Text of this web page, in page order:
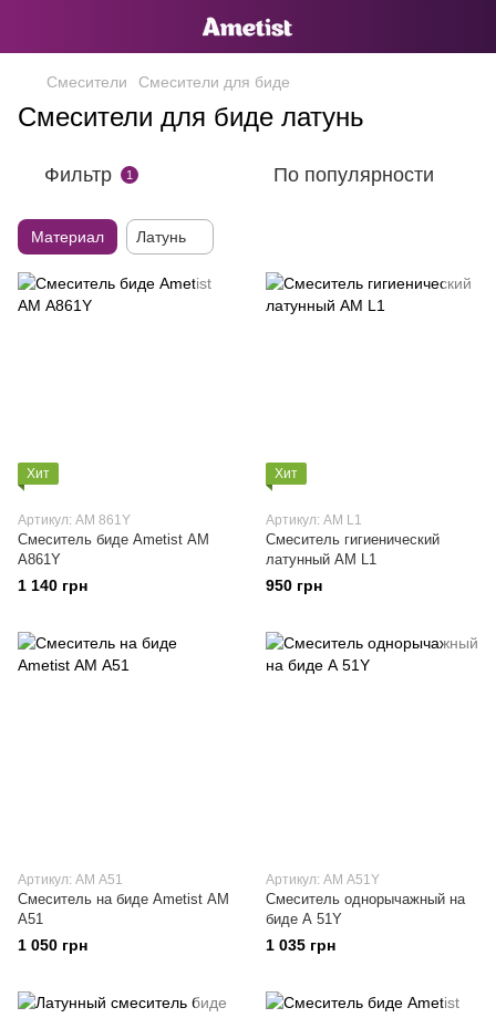
Смесители Смесители для биде
Смесители для биде латунь
Фильтр 1 По популярности
Материал Латунь
Хит
Артикул: AM 861Y
Смеситель биде Ametist АМ
А861Y
1 140 грн
Хит
Артикул: АМ L1
Смеситель гигиенический
латунный АМ L1
950 грн
Артикул: АМ A51
Смеситель на биде Ametist АМ
A51
1 050 грн
Артикул: АМ A51Y
Смеситель однорычажный на
биде А 51Y
1 035 грн